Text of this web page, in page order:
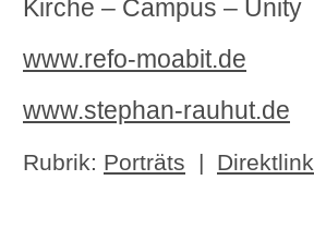
Kirche – Campus – Unity
www.refo-moabit.de
www.stephan-rauhut.de
Rubrik: Porträts | Direktlink